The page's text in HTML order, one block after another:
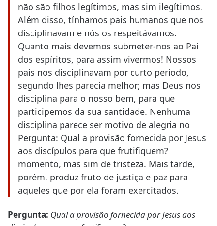
não são filhos legítimos, mas sim ilegítimos.
Além disso, tínhamos pais humanos que nos
disciplinavam e nós os respeitávamos.
Quanto mais devemos submeter-nos ao Pai
dos espíritos, para assim vivermos! Nossos
pais nos disciplinavam por curto período,
segundo lhes parecia melhor; mas Deus nos
disciplina para o nosso bem, para que
participemos da sua santidade. Nenhuma
disciplina parece ser motivo de alegria no
Pergunta: Qual a provisão fornecida por Jesus
aos discípulos para que frutifiquem?
momento, mas sim de tristeza. Mais tarde,
porém, produz fruto de justiça e paz para
aqueles que por ela foram exercitados.
Pergunta: Qual a provisão fornecida por Jesus aos